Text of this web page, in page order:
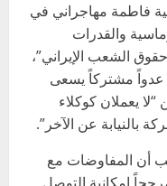
فاطمة مهاجراني في
والقدرات
الشعب الإيراني”،
عدواً مشتركاً يسعى
“لا يعملان كوكلاء
بالنيابة عن الآخر”.
أن المفاوضات مع